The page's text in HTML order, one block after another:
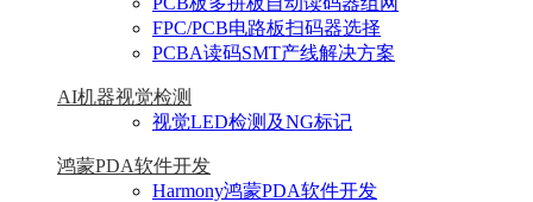
FPC/PCB电路板扫码器选择
PCBA读码SMT产线解决方案
AI机器视觉检测
视觉LED检测及NG标记
鸿蒙PDA软件开发
Harmony鸿蒙PDA软件开发